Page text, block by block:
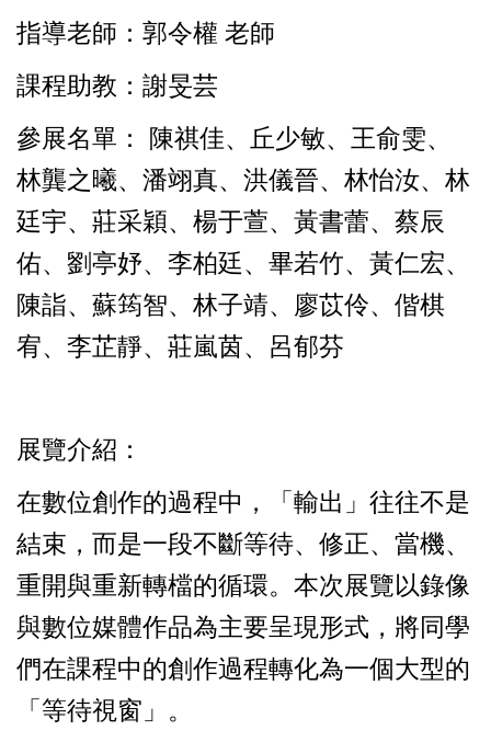
指導老師：郭令權 老師
課程助教：謝旻芸
參展名單： 陳祺佳、丘少敏、王俞雯、
林龔之曦、潘翊真、洪儀晉、林怡汝、林
廷宇、莊采穎、楊于萱、黃書蕾、蔡辰
佑、劉亭妤、李柏廷、畢若竹、黃仁宏、
陳詣、蘇筠智、林子靖、廖苡伶、偕棋
宥、李芷靜、莊嵐茵、呂郁芬
展覽介紹：
在數位創作的過程中，「輸出」往往不是
結束，而是一段不斷等待、修正、當機、
重開與重新轉檔的循環。本次展覽以錄像
與數位媒體作品為主要呈現形式，將同學
們在課程中的創作過程轉化為一個大型的
「等待視窗」。